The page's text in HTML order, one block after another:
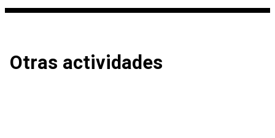
Otras actividades